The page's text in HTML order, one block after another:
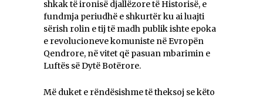
shkak të ironisë djallëzore të Historisë, e
fundmja periudhë e shkurtër ku ai luajti
sërish rolin e tij të madh publik ishte epoka
e revolucioneve komuniste në Evropën
Qendrore, në vitet që pasuan mbarimin e
Luftës së Dytë Botërore.
Më duket e rëndësishme të theksoj se këto